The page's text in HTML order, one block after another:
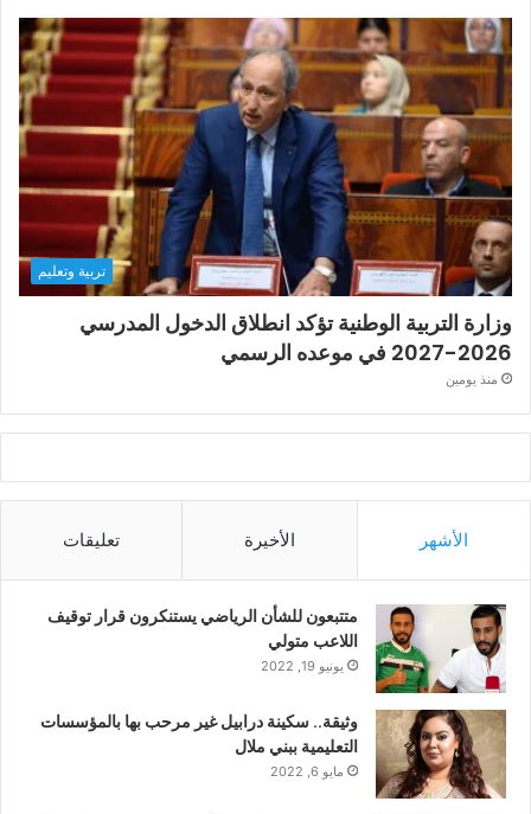
تربية وتعليم
وزارة التربية الوطنية تؤكد انطلاق الدخول المدرسي
2026-2027 في موعده الرسمي
منذ يومين
الأشهر الأخيرة تعليقات
متتبعون للشأن الرياضي يستنكرون قرار توقيف
اللاعب متولي
يونيو 19, 2022
وثيقة.. سكينة درابيل غير مرحب بها بالمؤسسات
التعليمية ببني ملال
مايو 6, 2022